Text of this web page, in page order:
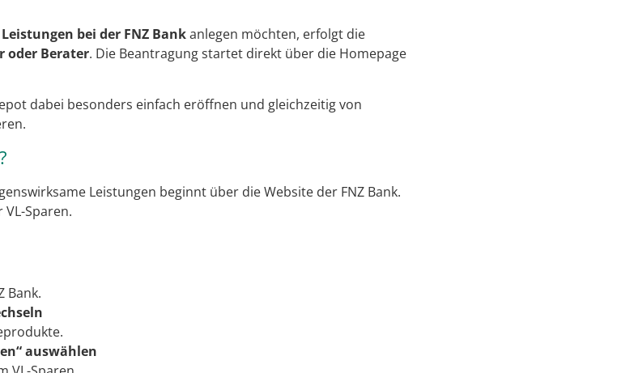
bei der FNZ Bankanlegen möchten, erfolgt die
oder Berater. Die Beantragung startet direkt über die Homepage
dabei besonders einfach eröffnen und gleichzeitig von
Leistungen beginnt über die Website der FNZ Bank.
Sparen.
Bank.
auswählen